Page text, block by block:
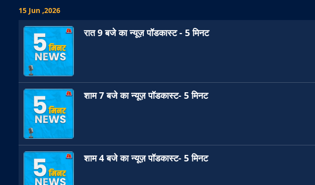
15 Jun ,2026
रात 9 बजे का न्यूज़ पॉडकास्ट - 5 मिनट
शाम 7 बजे का न्यूज़ पॉडकास्ट- 5 मिनट
शाम 4 बजे का न्यूज़ पॉडकास्ट- 5 मिनट